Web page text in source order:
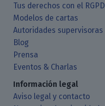
Tus derechos con el RGPD
Modelos de cartas
Autoridades supervisoras
Blog
Prensa
Eventos & Charlas
Información legal
Aviso legal y contacto